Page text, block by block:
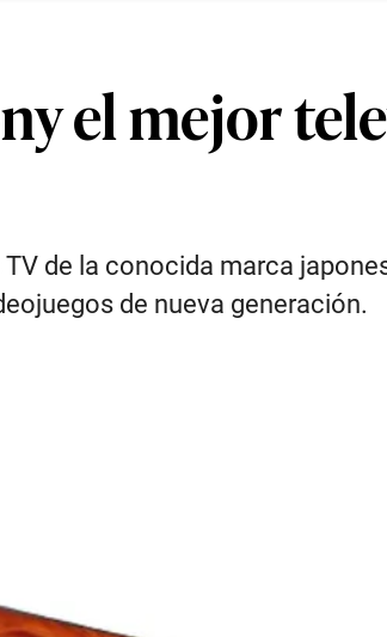
el mejor
de la conocida marca
de nueva generación.